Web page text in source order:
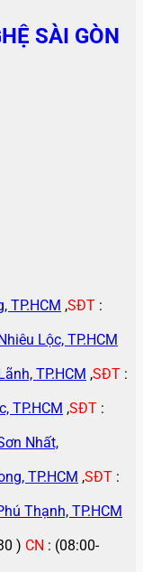
SÀI GÒN
TP.HCM ,SĐT :
Lộc, TP.HCM
TP.HCM ,SĐT :
TP.HCM ,SĐT :
Nhất,
TP.HCM ,SĐT :
Thạnh, TP.HCM
) CN : (08:00-